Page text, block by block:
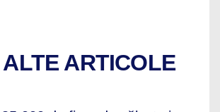
PE
ALTE ARTICOLE